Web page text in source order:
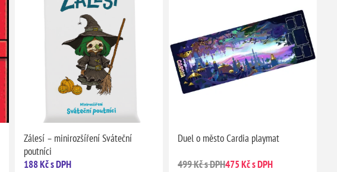
Zálesí – minirozšíření Sváteční
poutníci
188 Kč s DPH
Duel o město Cardia playmat
499 Kč s DPH475 Kč s DPH